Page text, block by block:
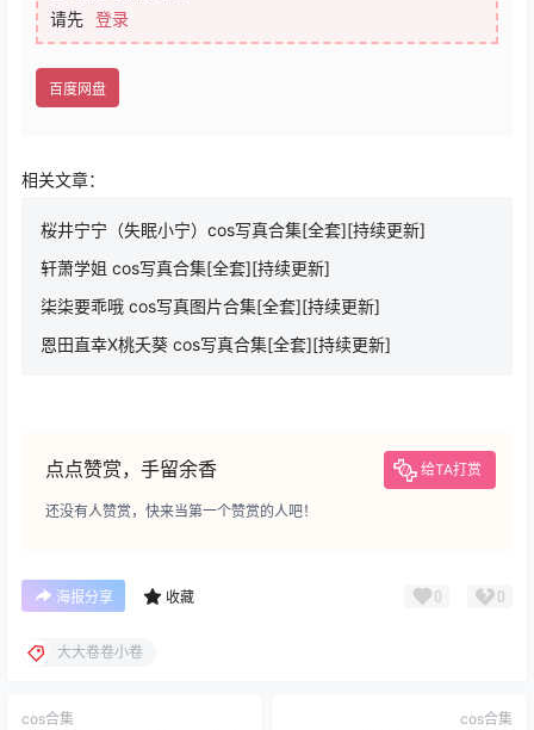
请先 登录
百度网盘
相关文章：
桜井宁宁（失眠小宁）cos写真合集[全套][持续更新]
轩萧学姐 cos写真合集[全套][持续更新]
柒柒要乖哦 cos写真图片合集[全套][持续更新]
恩田直幸X桃夭葵 cos写真合集[全套][持续更新]
点点赞赏，手留余香 给TA打赏
还没有人赞赏，快来当第一个赞赏的人吧！
海报分享 收藏 0 0
大大卷卷小卷
cos合集 cos合集